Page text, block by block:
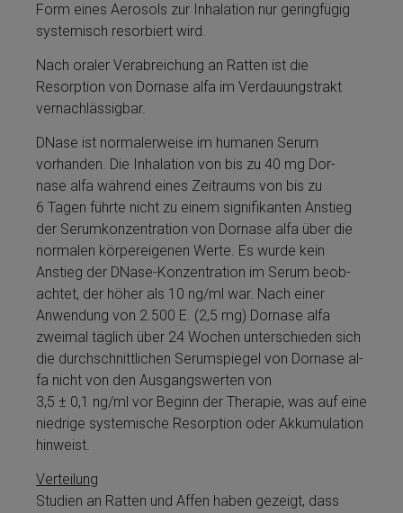
Form ei­nes Aerosols zur Inhalation nur geringfügig
systemisch resorbiert wird.
Nach oraler Ver­ab­rei­chung an Ratten ist die
Resorption von Dor­nase al­fa im Verdauungstrakt
vernachlässigbar.
DNase ist nor­mal­erweise im hu­manen Serum
vorhanden. Die Inhalation von bis zu 40 mg Dor­
nase al­fa während ei­nes Zeitraums von bis zu
6 Tagen führte nicht zu ei­nem signifikanten Anstieg
der Se­rum­kon­zen­tra­tion von Dor­nase al­fa über die
normalen körpereigenen Werte. Es wurde kein
Anstieg der DNase-Kon­zen­tra­tion im Serum be­ob­
ach­tet, der höher als 10 ng/ml war. Nach ei­ner
Anwendung von 2.500 E. (2,5 mg) Dor­nase al­fa
zweimal täglich über 24 Wochen unterschieden sich
die durchschnittlichen Serumspiegel von Dor­nase al­
fa nicht von den Ausgangswerten von
3,5 ± 0,1 ng/ml vor Beginn der Therapie, was auf eine
nied­rige systemische Resorption oder Akkumulation
hinweist.
Verteilung
Studien an Ratten und Affen haben gezeigt, dass